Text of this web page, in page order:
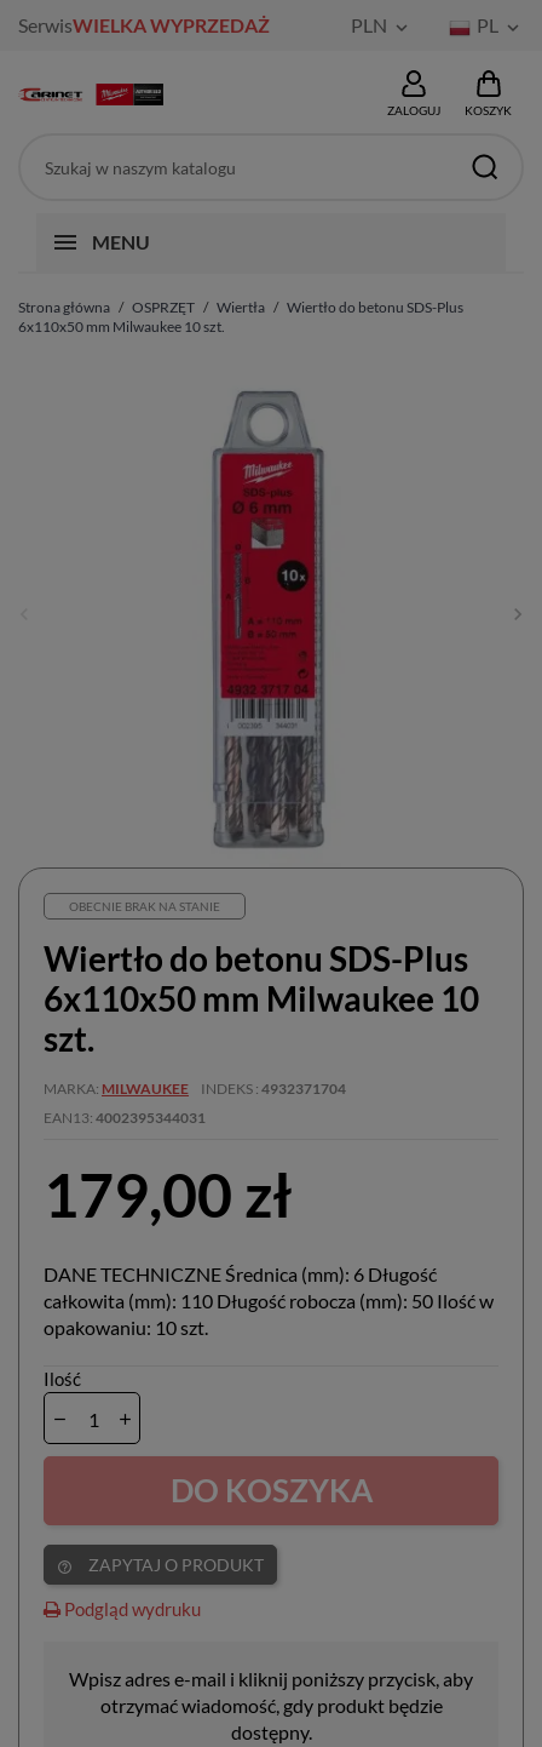
SerwisWIELKA WYPRZEDAŻ PLN  PL 
ZALOGUJ KOSZYK
MENU
Strona główna OSPRZĘT Wiertła
Wiertło do betonu SDS-Plus
6x110x50 mm Milwaukee 10 szt.
OBECNIE BRAK NA STANIE
Wiertło do betonu SDS-Plus
6x110x50 mm Milwaukee 10
szt.
MARKA MILWAUKEE INDEKS 4932371704
EAN13 4002395344031
179,00 zł
DANE TECHNICZNE Średnica (mm): 6 Długość
całkowita (mm): 110 Długość robocza (mm): 50 Ilość w
opakowaniu: 10 szt.
Ilość
DO KOSZYKA
help_outline ZAPYTAJ O PRODUKT
Podgląd wydruku
Wpisz adres e-mail i kliknij poniższy przycisk, aby
otrzymać wiadomość, gdy produkt będzie
dostępny.